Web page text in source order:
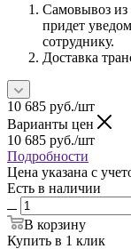
Самовывоз из
придет
сотруднику.
Доставка
10 685 руб./шт
Варианты цен
10 685 руб./шт
Подробности
Цена указана с
Есть в наличии
В корзину
Купить в 1 клик